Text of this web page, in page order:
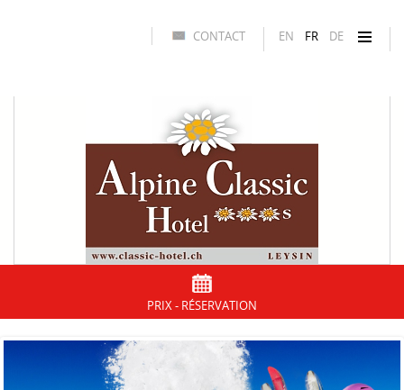
EN FR DE
CONTACT
PRIX - RÉSERVATION